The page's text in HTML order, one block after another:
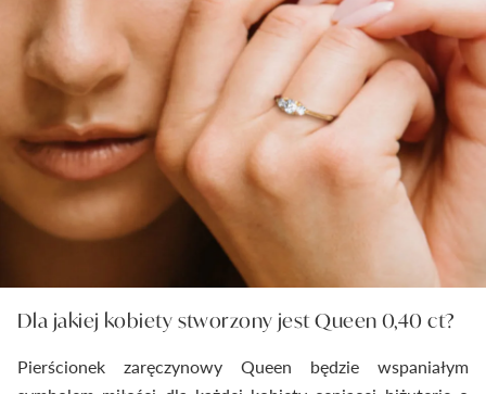
Dla jakiej kobiety stworzony jest Queen 0,40 ct?
Pierścionek zaręczynowy Queen będzie wspaniałym